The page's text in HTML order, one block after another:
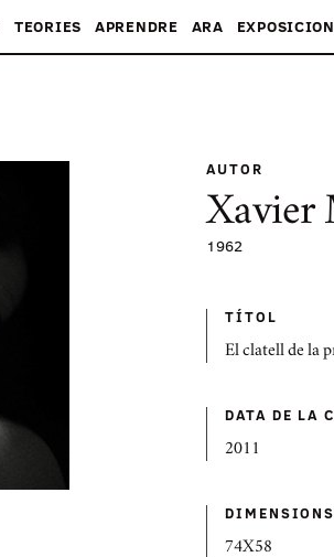
TEORIES APRENDRE ARA
AUTOR
Xavier
1962
TÍTOL
El clatell de la
DATA DE LA
2011
DIMENSIONS
74X58